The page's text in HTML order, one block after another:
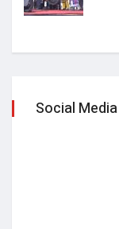
Social Media